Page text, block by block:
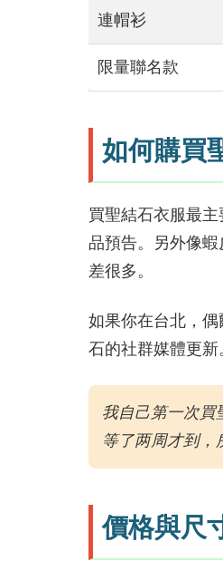
連帽衫
限量聯名款
如何購買
買聖結石衣服最
品預告。另外像
差很多。
如果你在台北，
石的社群媒體更新
我自己第一次買
等了两周才到，
價格與尺